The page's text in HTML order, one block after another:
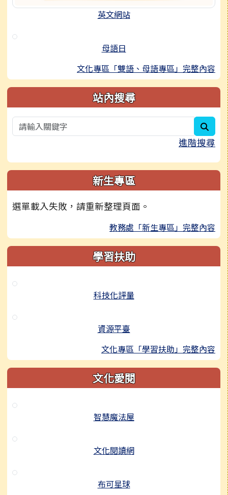
英文網站
母語日
文化專區「雙語、母語專區」完整內容
站內搜尋
進階搜尋
新生專區
選單載入失敗，請重新整理頁面。
教務處「新生專區」完整內容
學習扶助
科技化評量
資源平臺
文化專區「學習扶助」完整內容
文化愛閱
智慧魔法屋
文化閱讀網
布可星球